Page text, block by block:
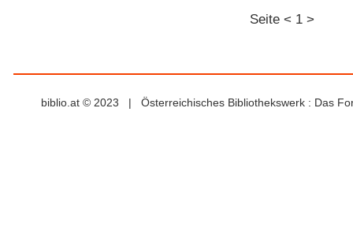
Seite < 1 >
biblio.at © 2023 | Österreichisches Bibliothekswerk : Das